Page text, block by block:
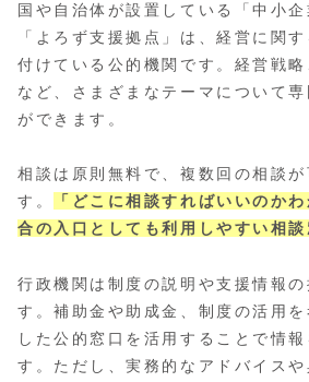
国や自治体が設置している「中小
「よろず支援拠点」は、経営に関
付けている公的機関です。経営戦
など、さまざまなテーマについて
ができます。
相談は原則無料で、複数回の相談が
す。
「どこに相談すればいいのか
合の入口としても利用しやすい相談
行政機関は制度の説明や支援情報の
す。補助金や助成金、制度の活用を
した公的窓口を活用することで情
す。ただし、実務的なアドバイス